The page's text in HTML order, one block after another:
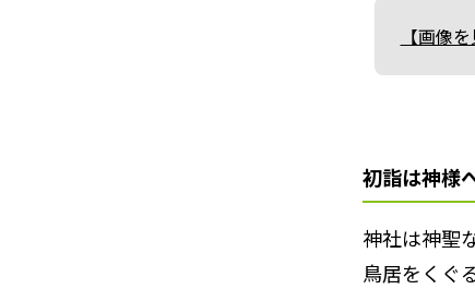
【画像
初詣は神様
神社は神聖
鳥居をくぐ